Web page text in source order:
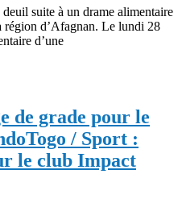
d’Afagnan. Le lundi 28
d’une
de grade pour le
Togo / Sport :
le club Impact